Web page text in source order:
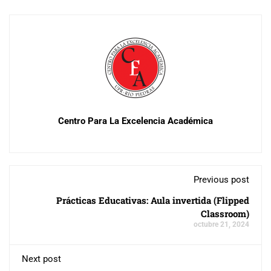
Centro Para La Excelencia Académica
Previous post
Prácticas Educativas: Aula invertida (Flipped
Classroom)
octubre 21, 2024
Next post